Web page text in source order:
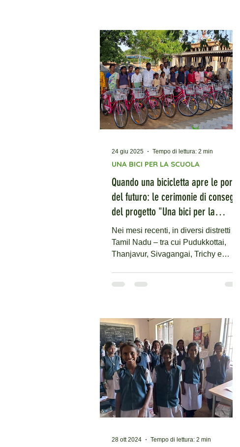
diritto allo studio, la sicurezza e la
protezione dell’infanzia nel Tamil
Nadu, una delle aree rurali più
vulnerabili dell’India. L'articolo mette
in luce una realtà complessa: nei
distretti rurali indiani, le lu
Quando una bicicletta apre le porte
del futuro: le cerimonie di consegna
del progetto "Una bici per la
scuola"
Nei mesi recenti, in diversi distretti del
Tamil Nadu – tra cui Pudukkottai,
Thanjavur, Sivagangai, Trichy e
Una bici per la scuola ", con una serie
da contesti vulnerabili hanno ricevuto
una bicicletta per raggiungere la
scuola in sicurezza. Un gesto
concreto, un’occasione di crescita La
scelta di donare biciclette nasce dal
bis
UNA BICI PER LA SCUOLA
24 giu 2025 Tempo di lettura: 2 min
28 ott 2024 Tempo di lettura: 2 min